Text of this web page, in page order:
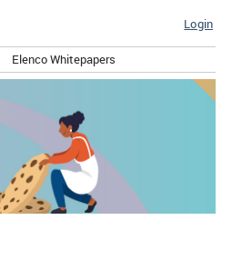
Login
Elenco Whitepapers